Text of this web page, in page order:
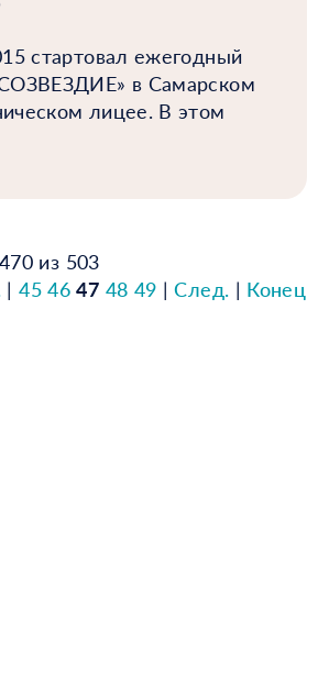
стартовал ежегодный
в Самарском
лицее. В этом
из 503
|45 46 47 48 49 |След. | Конец